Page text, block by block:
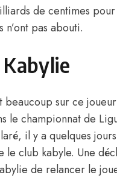
de centimes
pas abouti.
beaucoup sur ce
le championnat de
il y a quelques
le club kabyle. Une
de relancer le